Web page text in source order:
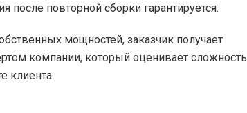
после повторной сборки гарантируется.
мощностей, заказчик получает
компании, который оценивает сложность
клиента.